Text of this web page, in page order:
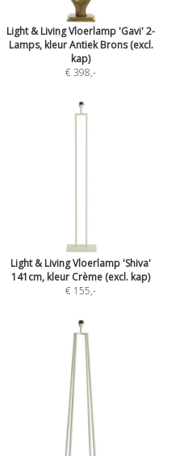
Light & Living Vloerlamp 'Gavi' 2-
Lamps, kleur Antiek Brons (excl.
kap)
€ 398,-
Light & Living Vloerlamp 'Shiva'
141cm, kleur Crème (excl. kap)
€ 155,-